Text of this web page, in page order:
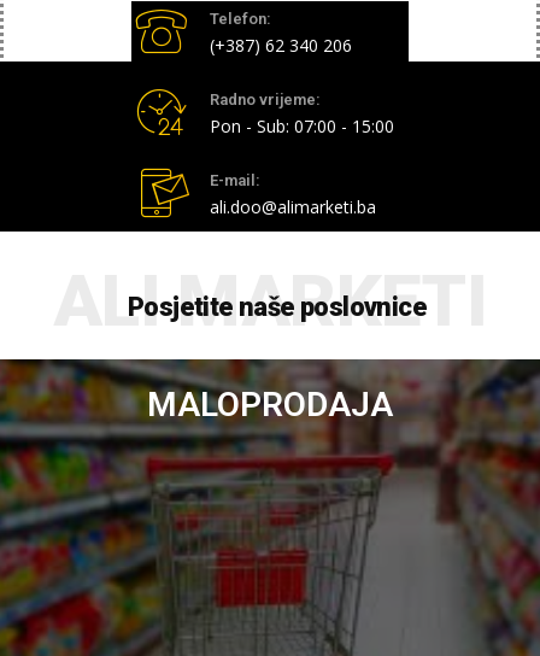
Telefon:
(+387) 62 340 206
Radno vrijeme:
Pon - Sub: 07:00 - 15:00
E-mail:
ali.doo@alimarketi.ba
Posjetite naše poslovnice
ALI MARKETI
MALOPRODAJA